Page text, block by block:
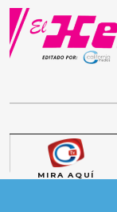
Skip
content
MIRA AQUÍ